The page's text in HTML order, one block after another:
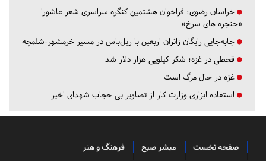
خراسان رضوی: فراخوان هشتمین کنگره سراسری شعر عاشورا
«حنجره های سرخ»
جابه‌جایی رایگان زائران اربعین با ریل‌باس در مسیر خرمشهر-شلمچه
قحطی در غزه؛ شکر کیلویی هزار دلار شد
غزه در حال مرگ است
استفاده ابزاری وزارت کار از تصاویر بی حجاب شهدای اخیر
صفحه نخست مبشر صبح فرهنگ و هنر